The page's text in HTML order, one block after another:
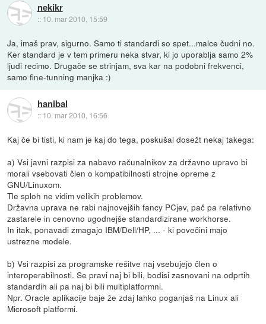
nekikr
:: 10. mar 2010, 15:59
Ja, imaš prav, sigurno. Samo ti standardi so spet...malce čudni no.
Ker standard je v tem primeru neka stvar, ki jo uporablja samo 2%
ljudi recimo. Drugače se strinjam, sva kar na podobni frekvenci,
samo fine-tunning manjka :)
hanibal
:: 10. mar 2010, 16:56
Kaj če bi tisti, ki nam je kaj do tega, poskušal dosežt nekaj takega:
a) Vsi javni razpisi za nabavo računalnikov za državno upravo bi
morali vsebovati člen o kompatibilnosti strojne opreme z
GNU/Linuxom.
Tle sploh ne vidim velikih problemov.
Državna uprava ne rabi najnovejših fancy PCjev, pač pa relativno
zastarele in cenovno ugodnejše standardizirane workhorse.
In itak, ponavadi zmagajo IBM/Dell/HP, ... - ki povečini majo
ustrezne modele.
b) Vsi razpisi za programske rešitve naj vsebujejo člen o
interoperabilnosti. Se pravi naj bi bili, bodisi zasnovani na odprtih
standardih ali pa naj bi bili multiplatformni.
Npr. Oracle aplikacije baje že zdaj lahko poganjaš na Linux ali
Microsoft platformi.